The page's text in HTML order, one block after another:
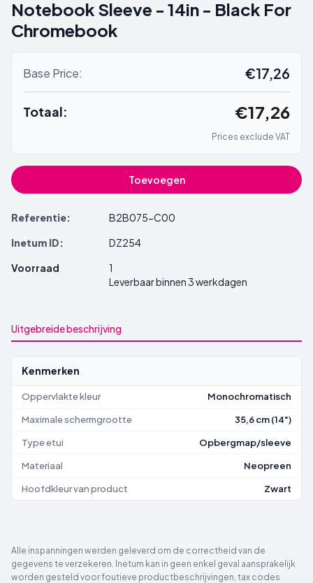
Notebook Sleeve - 14in - Black For
Chromebook
Base Price: €17,26
Totaal: €17,26
Prices exclude VAT
Toevoegen
Referentie:
B2B075-C00
Inetum ID:
DZ254
Voorraad
1
Leverbaar binnen 3 werkdagen
Uitgebreide beschrijving
Kenmerken
Oppervlakte kleur Monochromatisch
Maximale schermgrootte 35,6 cm (14")
Type etui Opbergmap/sleeve
Materiaal Neopreen
Hoofdkleur van product Zwart
Alle inspanningen werden geleverd om de correctheid van de
gegevens te verzekeren. Inetum kan in geen enkel geval aansprakelijk
worden gesteld voor foutieve productbeschrijvingen, tax codes